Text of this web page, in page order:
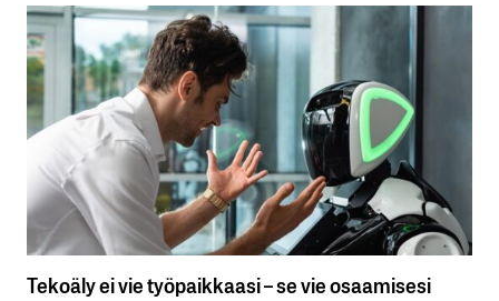
Tekoäly ei vie työpaikkaasi – se vie osaamisesi